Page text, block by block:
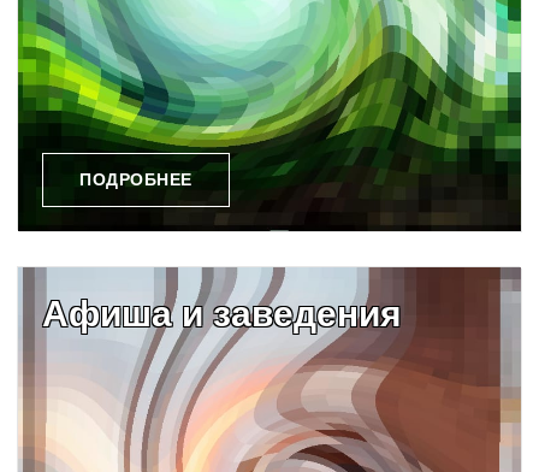
ПОДРОБНЕЕ
Афиша и заведения